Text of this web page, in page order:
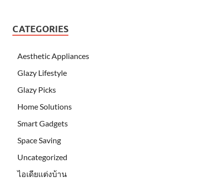
CATEGORIES
Aesthetic Appliances
Glazy Lifestyle
Glazy Picks
Home Solutions
Smart Gadgets
Space Saving
Uncategorized
ไอเดียแต่งบ้าน